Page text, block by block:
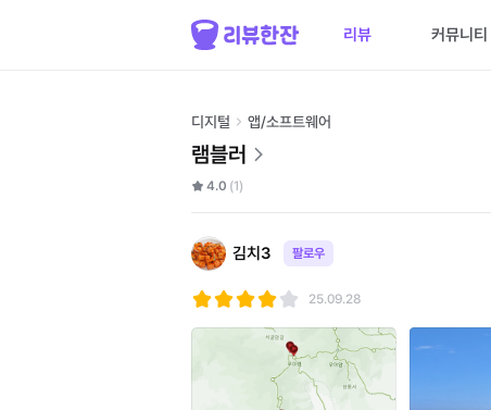
리뷰 커뮤니티
디지털 앱/소프트웨어
램블러
4.0 (1)
김치3 팔로우
25.09.28